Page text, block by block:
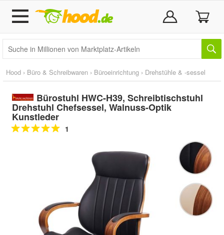
Hood › Büro & Schreibwaren › Büroeinrichtung › Drehstühle & -sessel
Bürostuhl HWC-H39, Schreibtischstuhl
Drehstuhl Chefsessel, Walnuss-Optik
Kunstleder
1